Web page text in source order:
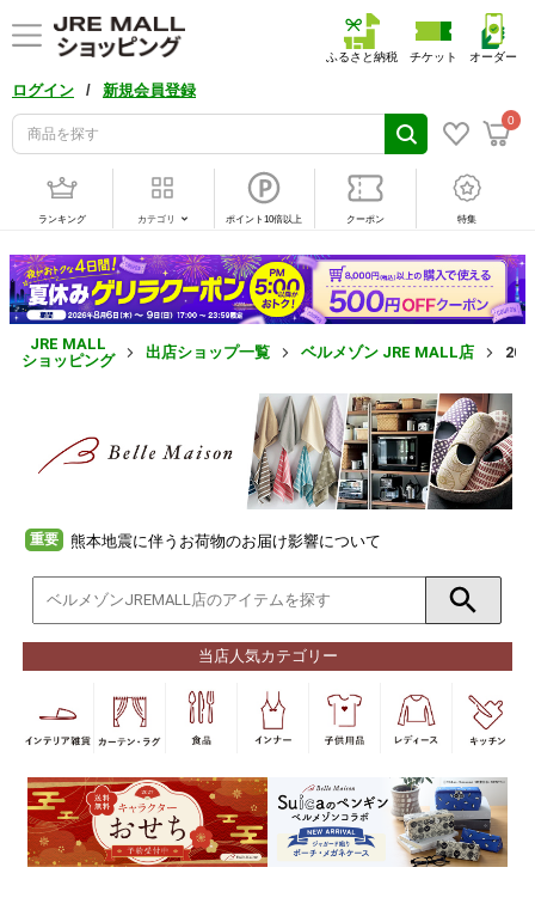
ログイン / 新規会員登録
0
ふるさと納税 チケット オーダー
ランキング カテゴリ ポイント10倍以上 クーポン 特集
JRE MALL
ショッピング
出店ショップ一覧 ベルメゾン JRE MALL店
重要 熊本地震に伴うお荷物のお届け影響について
当店人気カテゴリー